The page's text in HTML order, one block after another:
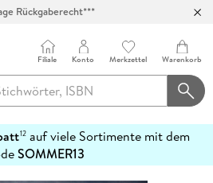
Rückgaberecht***
Filiale Konto Merkzettel Warenkorb
12auf viele Sortimente mit dem
SOMMER13